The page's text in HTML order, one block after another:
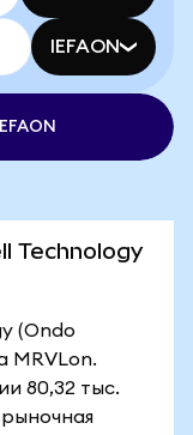
IEFAON
Technology
(Ondo
MRVLon.
80,32 тыс.